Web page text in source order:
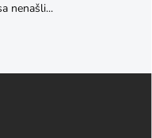
nenašli...